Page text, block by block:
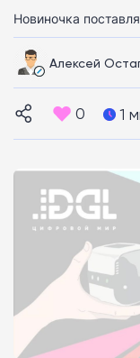
Новиночка
Алексей
0 1